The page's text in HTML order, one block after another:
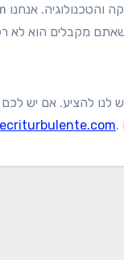
להציע. אם יש